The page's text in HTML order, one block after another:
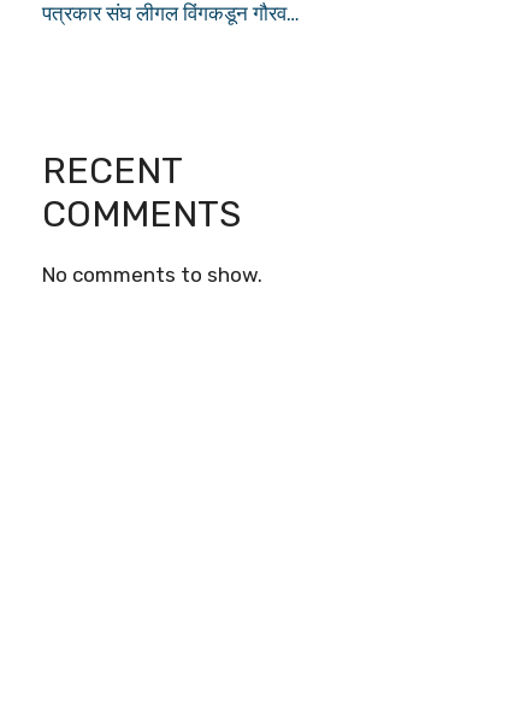
पत्रकार संघ लीगल विंगकडून गौरव…
RECENT
COMMENTS
No comments to show.